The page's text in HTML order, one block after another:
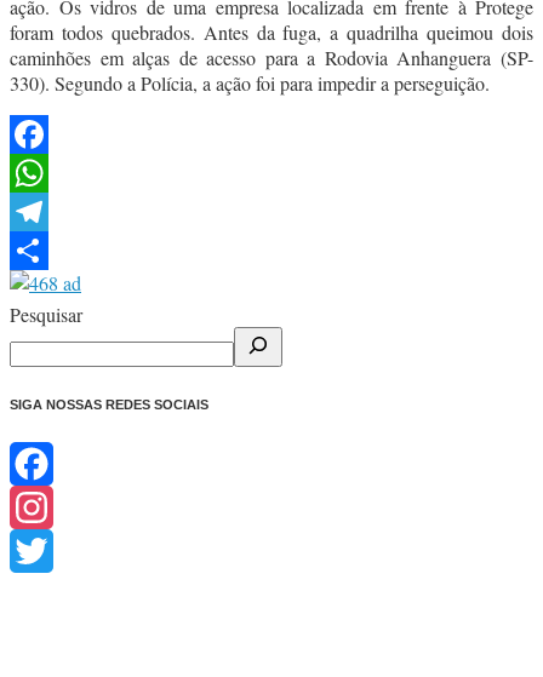
ação. Os vidros de uma empresa localizada em frente à Protege
foram todos quebrados. Antes da fuga, a quadrilha queimou dois
caminhões em alças de acesso para a Rodovia Anhanguera (SP-
330). Segundo a Polícia, a ação foi para impedir a perseguição.
Facebook
WhatsApp
Telegram
Share
Pesquisar
SIGA NOSSAS REDES SOCIAIS
Facebook
Instagram